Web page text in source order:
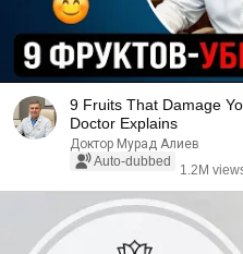
9 Fruits That Damage
Doctor Explains
Доктор Мурад Алиев
Auto-dubbed
1.2M